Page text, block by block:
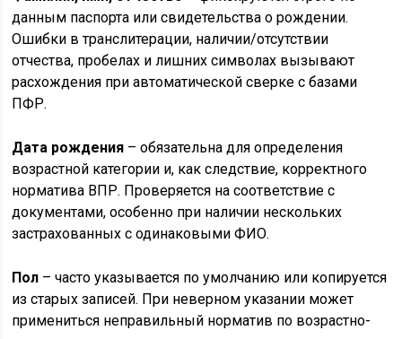
данным паспорта или свидетельства о рождении.
Ошибки в транслитерации, наличии/отсутствии
отчества, пробелах и лишних символах вызывают
расхождения при автоматической сверке с базами
ПФР.
Дата рождения – обязательна для определения
возрастной категории и, как следствие, корректного
норматива ВПР. Проверяется на соответствие с
документами, особенно при наличии нескольких
застрахованных с одинаковыми ФИО.
Пол – часто указывается по умолчанию или копируется
из старых записей. При неверном указании может
примениться неправильный норматив по возрастно-